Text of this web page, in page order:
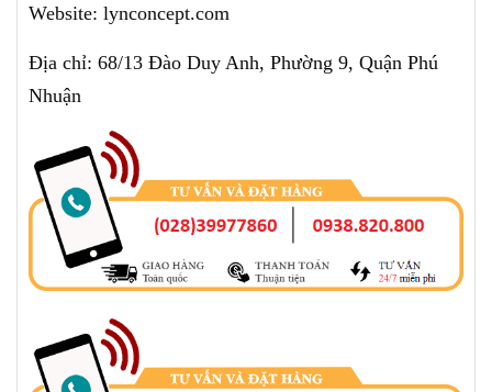
Website: lynconcept.com
Địa chỉ: 68/13 Đào Duy Anh, Phường 9, Quận Phú
Nhuận